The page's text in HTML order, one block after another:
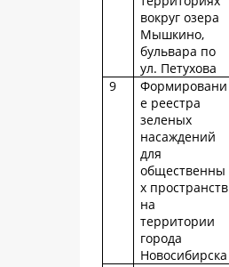
вокруг озера
Мышкино,
бульвара по
ул. Петухова
9
Формировани
е реестра
зеленых
насаждений
для
общественны
х пространств
на
территории
города
Новосибирска